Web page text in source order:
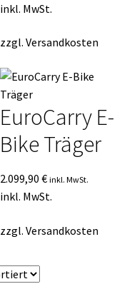
inkl. MwSt.
zzgl.Versandkosten
EuroCarry E-
Bike Träger
2.099,90€ inkl. MwSt.
inkl. MwSt.
zzgl.Versandkosten